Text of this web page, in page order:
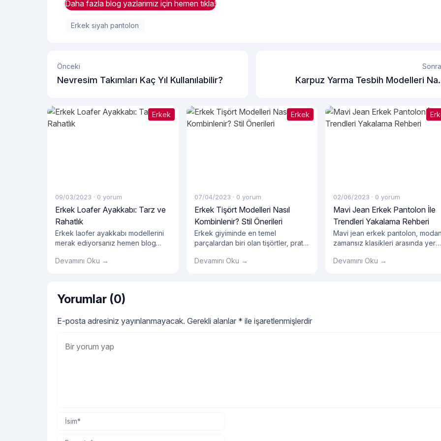
Daha fazla blog yazlarımız için hemen tıkla!
Erkek siyah pantolon
Önceki
Nevresim Takımları Kaç Yıl Kullanılabilir?
Karpuz Yarma Tesbih Modelleri
Erkek
09/03/2023 · 0 yorum
Erkek Loafer Ayakkabı: Tarz ve
Rahatlık
Erkek laofer ayakkabı modellerini
merak ediyorsanız hemen blog
Devamını Oku →
Erkek
07/04/2023 · 0 yorum
Erkek Tişört Modelleri Nasıl
Kombinlenir? Stil Önerileri
Erkek giyiminde en temel
parçalardan biri olan tişörtler, pratik
kullanım için değil, farklı tarzlar
Devamını Oku →
02/06/2023 · 0 yorum
Mavi Jean Erkek Pantolon İle
Trendleri Yakalama Rehberi
Mavi jean erkek pantolon,
zamansız klasikleri arasında yer
ayak uydurabilme potansiyeline
Devamını Oku →
Yorumlar (0)
E-posta adresiniz yayınlanmayacak. Gerekli alanlar * ile işaretlenmişlerdir